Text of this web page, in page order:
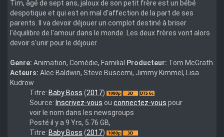
Tim, âgé de sept ans, jaloux de son petit frère est un bébé
despotique et qui est en mal d'affection de la part de ses
parents. Il va devoir déjouer un complot destiné à briser
l'équilibre de l'amour dans le monde. Les deux frères vont alors
devoir s'unir pour le déjouer.
Genre: Animation, Comédie, Familial Producteur: Tom McGrath
Acteurs: Alec Baldwin, Steve Buscemi, Jimmy Kimmel, Lisa
Kudrow
Titre: Baby Boss (2017)
Source: Inscrivez-vous ou connectez-vous pour
voir le nom dans les newsgroups
Posté il y a 9 Yrs, 5.76 GB,
The.Boss.Baby.2017.3D.MULTI.COMPLETE.BLURAY-
Titre: Baby Boss (2017)